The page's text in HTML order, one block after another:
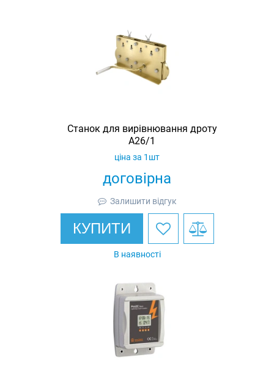
Станок для вирівнювання дроту
A26/1
договірна
ціна за 1шт
Залишити відгук
КУПИТИ
В наявності